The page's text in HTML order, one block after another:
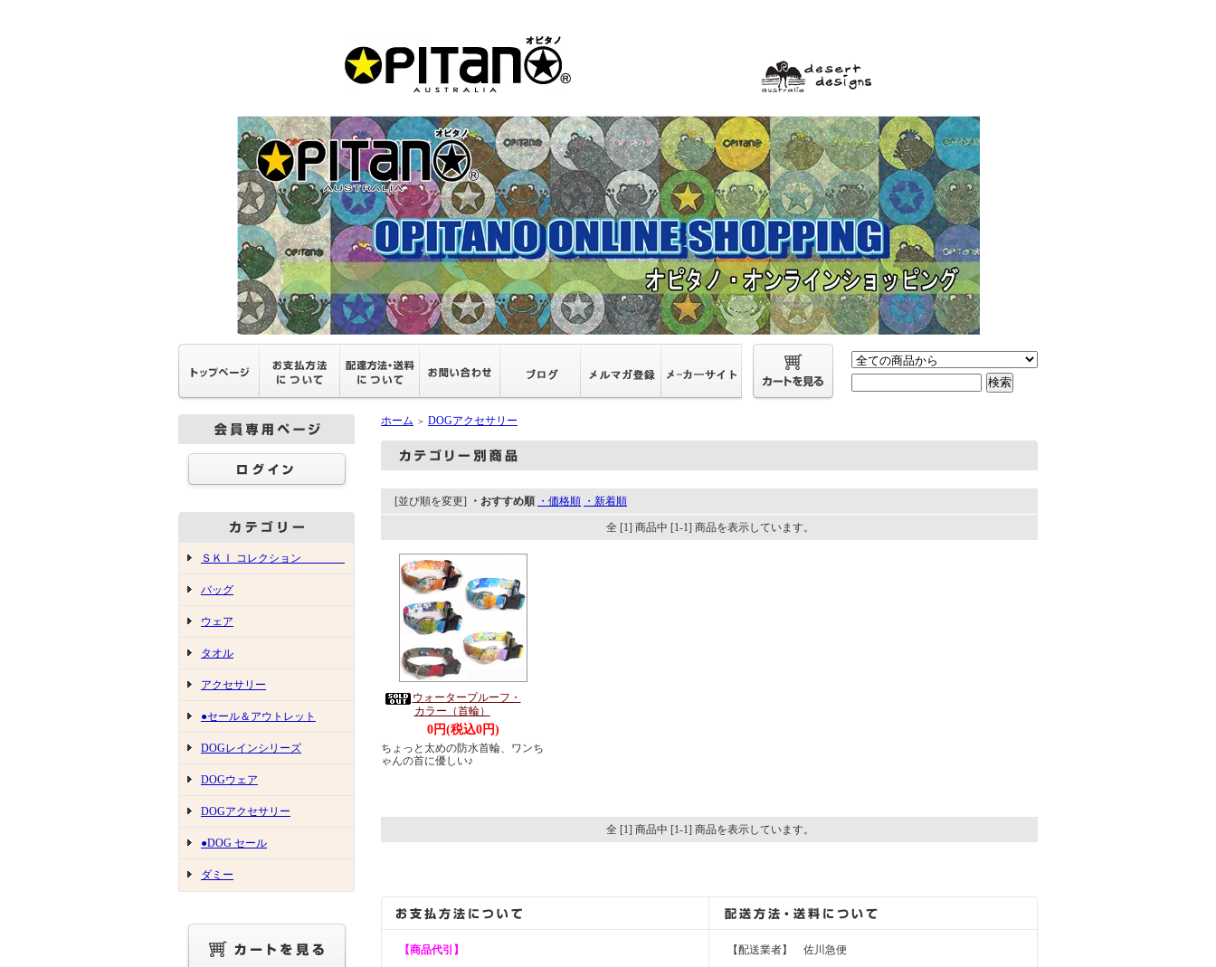
ＳＫＩ コレクション
バッグ
ウェア
タオル
アクセサリー
●セール＆アウトレット
DOGレインシリーズ
DOGウェア
DOGアクセサリー
●DOG セール
ダミー
ホーム ＞ DOGアクセサリー
[並び順を変更] ・おすすめ順 ・価格順 ・新着順
全 [1] 商品中 [1-1] 商品を表示しています。
ウォータープルーフ・
カラー（首輪）
0円(税込0円)
ちょっと太めの防水首輪、ワンち
ゃんの首に優しい♪
全 [1] 商品中 [1-1] 商品を表示しています。
【商品代引】
【配送業者】 佐川急便